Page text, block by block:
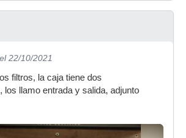
el 22/10/2021
filtros, la caja tiene dos
los llamo entrada y salida, adjunto